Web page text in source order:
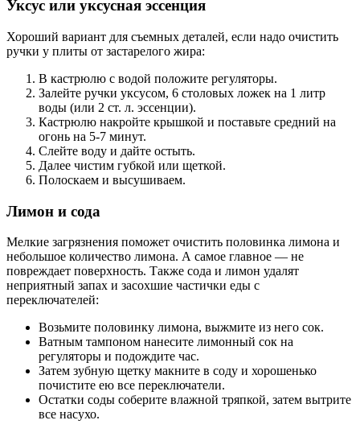
Уксус или уксусная эссенция
Хороший вариант для съемных деталей, если надо очистить
ручки у плиты от застарелого жира:
В кастрюлю с водой положите регуляторы.
Залейте ручки уксусом, 6 столовых ложек на 1 литр
воды (или 2 ст. л. эссенции).
Кастрюлю накройте крышкой и поставьте средний на
огонь на 5-7 минут.
Слейте воду и дайте остыть.
Далее чистим губкой или щеткой.
Полоскаем и высушиваем.
Лимон и сода
Мелкие загрязнения поможет очистить половинка лимона и
небольшое количество лимона. А самое главное — не
повреждает поверхность. Также сода и лимон удалят
неприятный запах и засохшие частички еды с
переключателей:
Возьмите половинку лимона, выжмите из него сок.
Ватным тампоном нанесите лимонный сок на
регуляторы и подождите час.
Затем зубную щетку макните в соду и хорошенько
почистите ею все переключатели.
Остатки соды соберите влажной тряпкой, затем вытрите
все насухо.